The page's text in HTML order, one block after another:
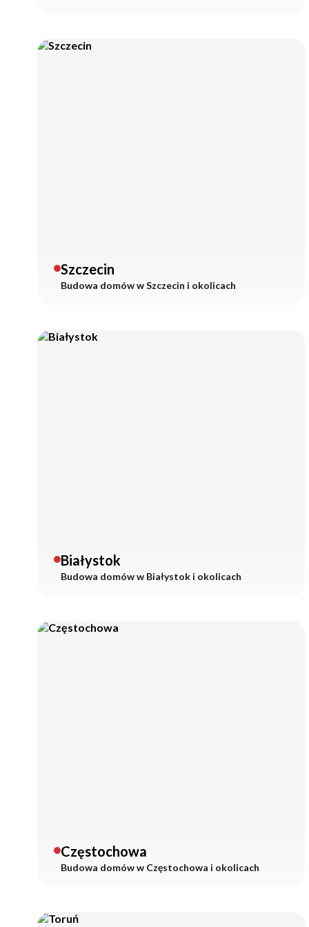
Szczecin
Budowa domów wSzczecin i okolicach
Białystok
Budowa domów w Białystok i okolicach
Częstochowa
Budowa domów w Częstochowa i okolicach